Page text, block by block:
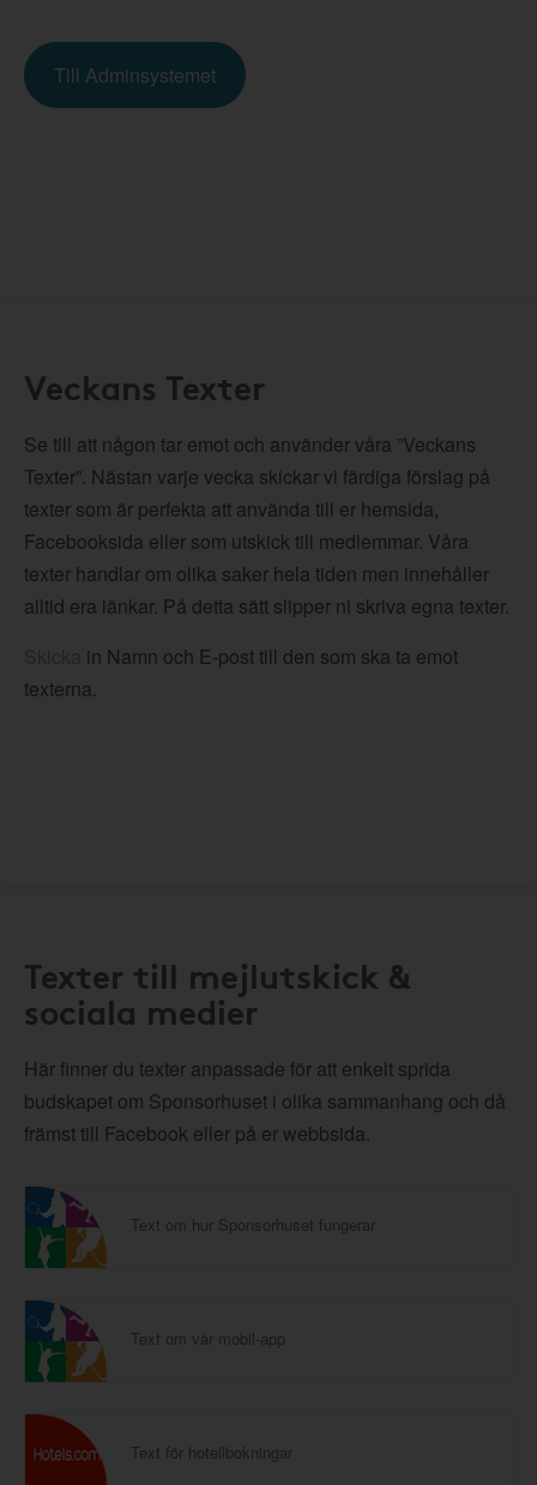
Till Adminsystemet
Veckans Texter
Se till att någon tar emot och använder våra ”Veckans
Texter”. Nästan varje vecka skickar vi färdiga förslag på
texter som är perfekta att använda till er hemsida,
Facebooksida eller som utskick till medlemmar. Våra
texter handlar om olika saker hela tiden men innehåller
alltid era länkar. På detta sätt slipper ni skriva egna texter.
Skicka in Namn och E-post till den som ska ta emot
texterna.
Texter till mejlutskick &
sociala medier
Här finner du texter anpassade för att enkelt sprida
budskapet om Sponsorhuset i olika sammanhang och då
främst till Facebook eller på er webbsida.
Text om hur Sponsorhuset fungerar
Text om vår mobil-app
Text för hotellbokningar